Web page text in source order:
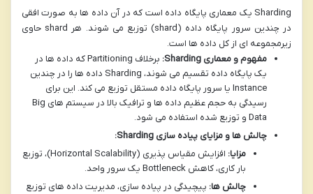
Sharding یک معماری پایگاه داده است که در آن داده ها به صورت افقی
در چندین سرور پایگاه داده (shard) توزیع می شوند. هر shard حاوی
زیرمجموعه ای از کل داده ها است.
مفهوم و معماری Sharding:
برخلاف Partitioning که داده ها در
یک پایگاه داده تقسیم می شوند، Sharding داده ها را در چندین
Instance یا سرور پایگاه داده مستقل توزیع می کند. این برای
رسیدگی به حجم عظیم داده ها و ترافیک بالا در سیستم های Big
Data و توزیع شده استفاده می شود.
چالش ها و مزایای پیاده سازی Sharding:
مزایا:
افزایش مقیاس پذیری (Horizontal Scalability)، توزیع
بار کاری، کاهش Bottleneck یک سرور واحد.
چالش ها: پیچیدگی در پیاده سازی، مدیریت داده های توزیع